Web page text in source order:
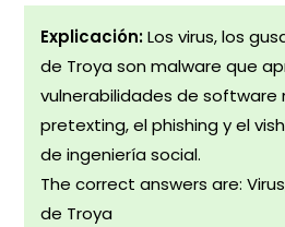
Explicación:Los virus, los
de Troya son malware que
vulnerabilidades de software
pretexting, el phishing y el
de ingeniería social.
The correct answers are:
de Troya